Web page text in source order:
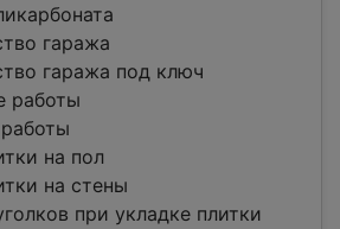
гаража
гаража под ключ
работы
на пол
на стены
при укладке плитки